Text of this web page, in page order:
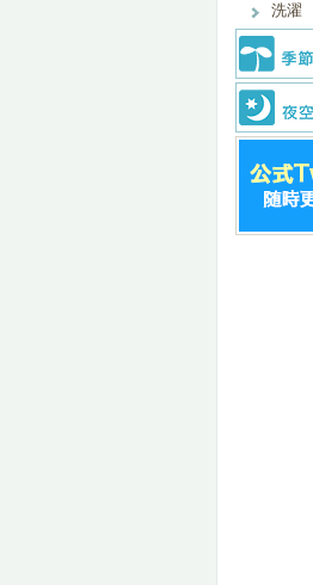
洗濯